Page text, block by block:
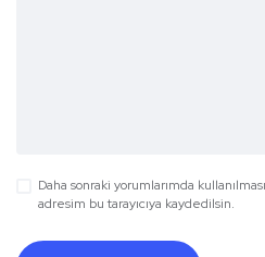
Daha sonraki yorumlarımda
adresim bu tarayıcıya kaydedilsin.